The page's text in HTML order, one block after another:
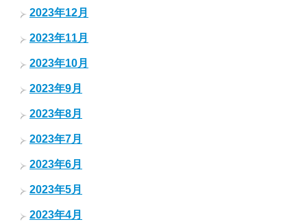
2023年12月
2023年11月
2023年10月
2023年9月
2023年8月
2023年7月
2023年6月
2023年5月
2023年4月